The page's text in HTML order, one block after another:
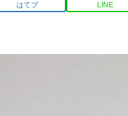
はてブ LINE